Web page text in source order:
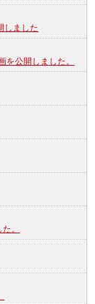
しました
公開しました。
。